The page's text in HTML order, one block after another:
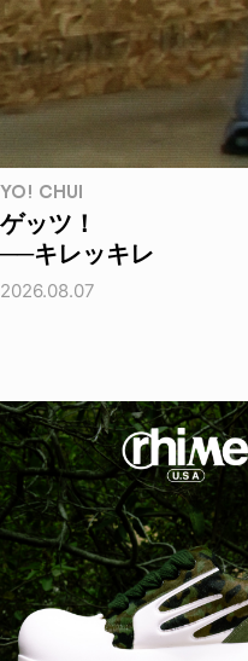
YO! CHUI
ゲッツ！
──キレッキレ
2026.08.07